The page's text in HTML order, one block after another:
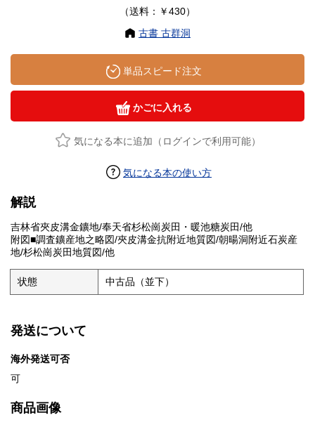
（送料：￥430）
古書 古群洞
単品スピード注文
かごに入れる
気になる本に追加（ログインで利用可能）
気になる本の使い方
解説
吉林省夾皮溝金鑛地/奉天省杉松崗炭田・暖池糖炭田/他
附図■調査鑛産地之略図/夾皮溝金抗附近地質図/朝暘洞附近石炭産
地/杉松崗炭田地質図/他
状態 中古品（並下）
発送について
海外発送可否
可
商品画像